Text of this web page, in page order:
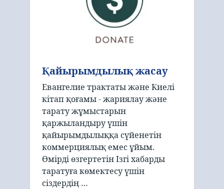
Қайырымдылық жасау
Евангелие трактаты және Киелі
кітап қоғамы - жариялау және
тарату жұмыстарын
қаржыландыру үшін
қайырымдылыққа сүйенетін
коммерциялық емес ұйым.
Өмірді өзгертетін Ізгі хабарды
таратуға көмектесу үшін
сіздердің …